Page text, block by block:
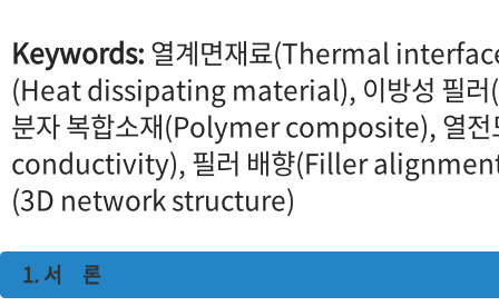
Keywords:열계면재료(Thermal
(Heat dissipating material), 이방성 필
분자 복합소재(Polymer composite), 열
conductivity), 필러 배향(Filler
(3D network structure)
1. 서 론